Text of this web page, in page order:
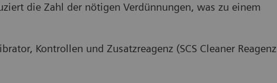
die Zahl der nötigen Verdünnungen, was zu einem
Kontrollen und Zusatzreagenz (SCS Cleaner Reagenz